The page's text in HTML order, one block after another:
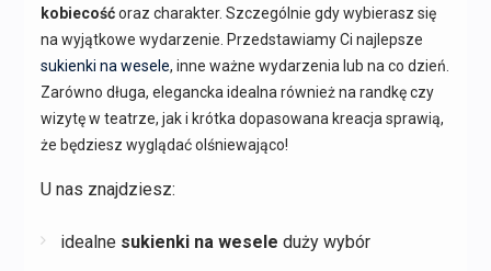
kobiecośćoraz charakter. Szczególnie gdy wybierasz się
na wyjątkowe wydarzenie. Przedstawiamy Ci najlepsze
sukienki na wesele, inne ważne wydarzenia lub na co dzień.
Zarówno długa, elegancka idealna również na randkę czy
wizytę w teatrze, jak i krótka dopasowana kreacja sprawią,
że będziesz wyglądać olśniewająco!
U nas znajdziesz:
idealne sukienki na wesele duży wybór